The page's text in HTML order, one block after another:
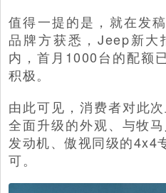
值得一提的是，就在发
品牌方获悉，Jeep新
内，首月1000台的配额
积极。
由此可见，消费者对此
全面升级的外观、与牧
发动机、傲视同级的4x4
可。